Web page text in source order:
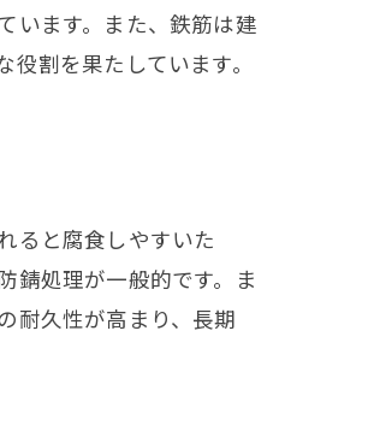
います。また、鉄筋は建
割を果たしています。
ると腐食しやすいた
錆処理が一般的です。ま
耐久性が高まり、長期